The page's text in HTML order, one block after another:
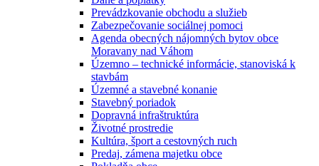
Prevádzkovanie obchodu a služieb
Zabezpečovanie sociálnej pomoci
Agenda obecných nájomných bytov obce
Moravany nad Váhom
Územno – technické informácie, stanoviská k
stavbám
Územné a stavebné konanie
Stavebný poriadok
Dopravná infraštruktúra
Životné prostredie
Kultúra, šport a cestovných ruch
Predaj, zámena majetku obce